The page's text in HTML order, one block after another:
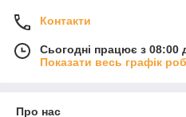
Контакти
Сьогодні працює з 08:00
Показати весь графік
Про нас